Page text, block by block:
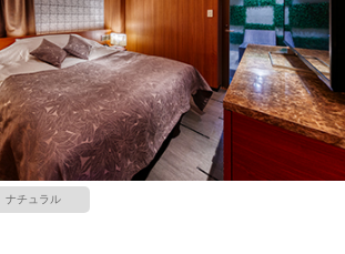
ナチュラル